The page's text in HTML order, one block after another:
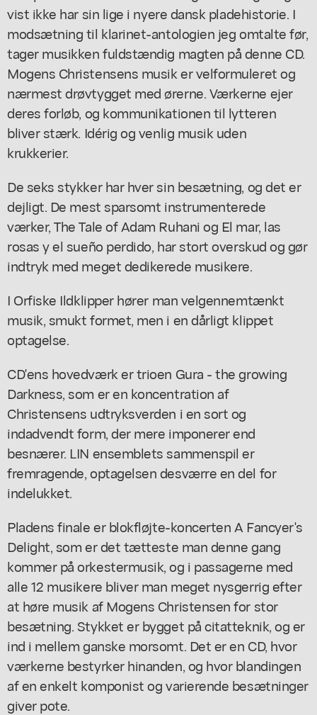
vist ikke har sin lige i nyere dansk pladehistorie. I
modsætning til klarinet-antologien jeg omtalte før,
tager musikken fuldstændig magten på denne CD.
Mogens Christensens musik er velformuleret og
nærmest drøvtygget med ørerne. Værkerne ejer
deres forløb, og kommunikationen til lytteren
bliver stærk. Idérig og venlig musik uden
krukkerier.
De seks stykker har hver sin besætning, og det er
dejligt. De mest sparsomt instrumenterede
værker, The Tale of Adam Ruhani og El mar, las
rosas y el sueño perdido, har stort overskud og gør
indtryk med meget dedikerede musikere.
I Orfiske Ildklipper hører man velgennemtænkt
musik, smukt formet, men i en dårligt klippet
optagelse.
CD'ens hovedværk er trioen Gura - the growing
Darkness, som er en koncentration af
Christensens udtryksverden i en sort og
indadvendt form, der mere imponerer end
besnærer. LIN ensemblets sammenspil er
fremragende, optagelsen desværre en del for
indelukket.
Pladens finale er blokfløjte-koncerten A Fancyer's
Delight, som er det tætteste man denne gang
kommer på orkestermusik, og i passagerne med
alle 12 musikere bliver man meget nysgerrig efter
at høre musik af Mogens Christensen for stor
besætning. Stykket er bygget på citatteknik, og er
ind i mellem ganske morsomt. Det er en CD, hvor
værkerne bestyrker hinanden, og hvor blandingen
af en enkelt komponist og varierende besætninger
giver pote.